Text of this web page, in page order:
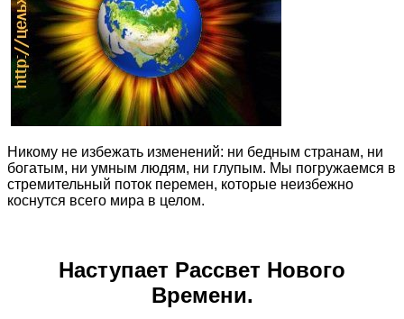
Никому не избежать изменений: ни бедным странам, ни
богатым, ни умным людям, ни глупым. Мы погружаемся в
стремительный поток перемен, которые неизбежно
коснутся всего мира в целом.
Наступает Рассвет Нового
Времени.